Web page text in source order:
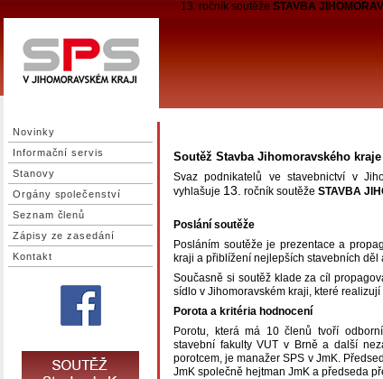
13. ročník soutěže STAVBA
Novinky
Informační servis
Stanovy
Orgány společenství
Seznam členů
Zápisy ze zasedání
Kontakt
Soutěž Stavba Jihomoravského kraje
Svaz podnikatelů ve stavebnictví v
vyhlašuje 13. ročník soutěže STAVBA
Poslání soutěže
Posláním soutěže je prezentace a
kraji a přiblížení nejlepších stavebních
Současně si soutěž klade za cíl
sídlo v Jihomoravském kraji, které
Porota a kritéria hodnocení
Porotu, která má 10 členů tvoří
stavební fakulty VUT v Brně a další
porotcem, je manažer SPS v JmK.
JmK společně hejtman JmK a předseda